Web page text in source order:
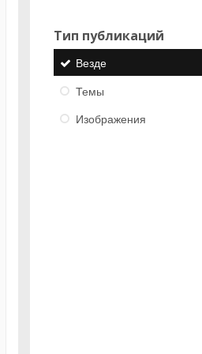
Тип публикаций
Везде
Темы
Изображения